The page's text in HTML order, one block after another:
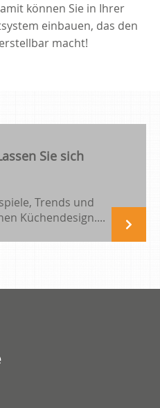
können Sie in Ihrer
einbauen, das den
macht!
Sie sich
Trends und
Küchendesign....